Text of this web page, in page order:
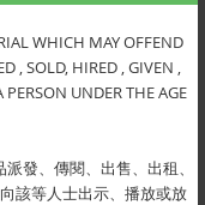
WHICH MAY OFFEND
, SOLD, HIRED , GIVEN ,
PERSON UNDER THE AGE
發、傳閱、出售、出租、
該等人士出示、播放或放